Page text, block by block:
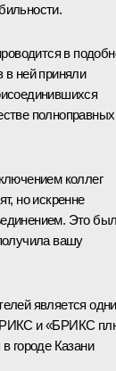
в
ней приняли
полноправных
коллег
но искренне
Это
вашу
является
и «БРИКС
городе Казани